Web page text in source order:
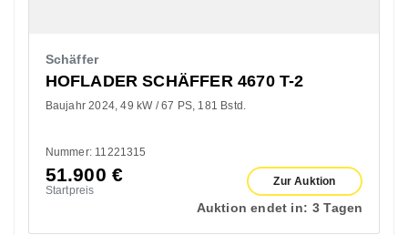
Schäffer
HOFLADER SCHÄFFER 4670 T-2
Baujahr 2024 49 kW / 67 PS 181 Bstd.
Nummer: 11221315
51.900 €
Startpreis
Zur Auktion
Auktion endet in: 3 Tagen